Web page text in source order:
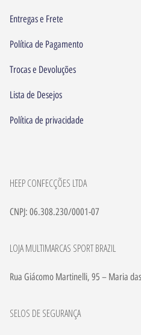
Entregas e Frete
Política de Pagamento
Trocas e Devoluções
Lista de Desejos
Política de privacidade
HEEP CONFECÇÕES LTDA
CNPJ: 06.308.230/0001-07
LOJA MULTIMARCAS SPORT BRAZIL
Rua Giácomo Martinelli, 95 – Maria
SELOS DE SEGURANÇA